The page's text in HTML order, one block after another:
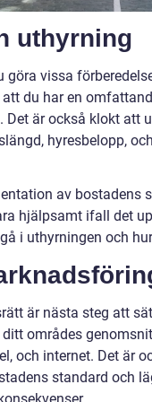
uthyrning
vissa
du har en
Det är också klokt att
hyresbelopp,
av bostadens
hjälpsamt ifall det
i uthyrningen och
är nästa steg att
områdes
och internet. Det är
standard och